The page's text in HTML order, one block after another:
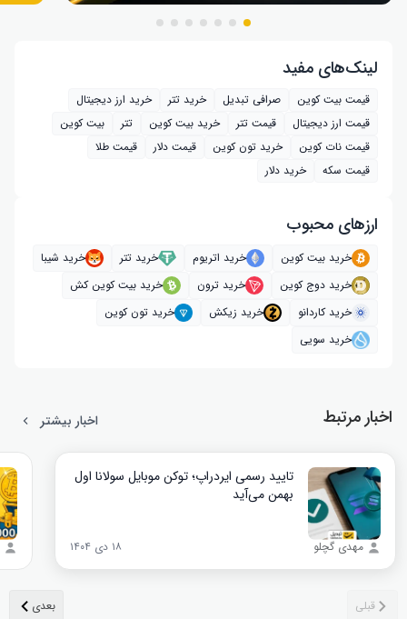
لینک‌های مفید
قیمت بیت کوین صرافی تبدیل خرید تتر
خرید ارز دیجیتال
قیمت ارز دیجیتال
قیمت تتر خرید بیت‌ کوین تتر
بیت کوین
قیمت نات کوین
خرید تون کوین قیمت دلار
قیمت طلا
قیمت سکه
خرید دلار
ارز‌های محبوب
خرید بیت کوین خرید اتریوم خرید تتر
خرید شیبا
خرید دوج کوین
خرید ترون
خرید بیت کوین کش
خرید کاردانو
خرید زیکش
خرید تون کوین
خرید سویی
اخبار مرتبط اخبار بیشتر
تایید رسمی ایردراپ؛ توکن موبایل سولانا اول
بهمن می‌آید
مهدی گچلو ۱۸ دی ۱۴۰۴